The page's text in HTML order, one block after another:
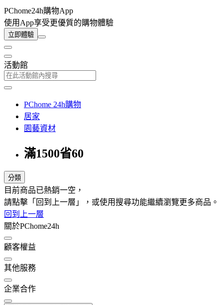
PChome24h購物App
使用App享受更優質的購物體驗
立即體驗
活動館
PChome 24h購物
居家
園藝資材
滿1500省60
分類
目前商品已熱銷一空，
請點擊「回到上一層」，或使用搜尋功能繼續瀏覽更多商品。
回到上一層
關於PChome24h
顧客權益
其他服務
企業合作